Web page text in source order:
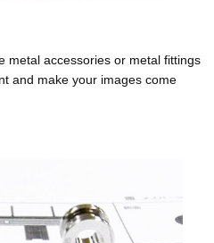
metal accessories or metal fittings
and make your images come